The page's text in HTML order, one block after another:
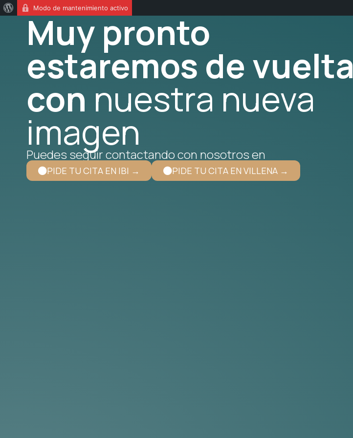
Modo de mantenimiento activo
Muy pronto
estaremos de vuelta
con nuestra nueva
imagen
Puedes seguir contactando con nosotros en
PIDE TU CITA EN IBI → PIDE TU CITA EN VILLENA →